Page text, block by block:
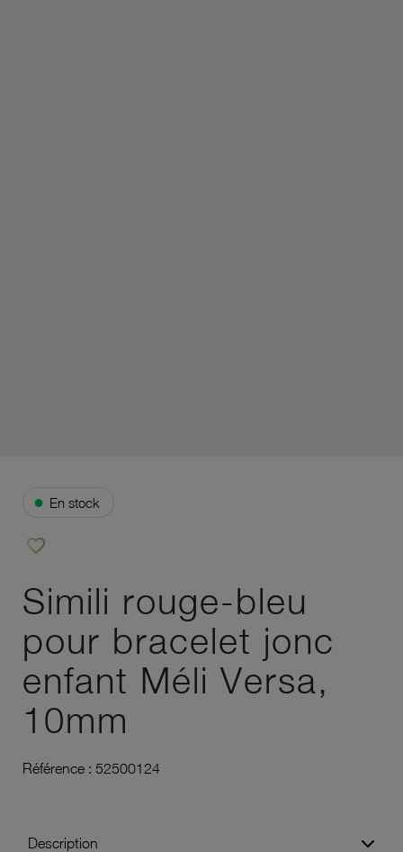
● En stock
favorite_border
Simili rouge-bleu
pour bracelet jonc
enfant Méli Versa,
10mm
Référence : 52500124
Description